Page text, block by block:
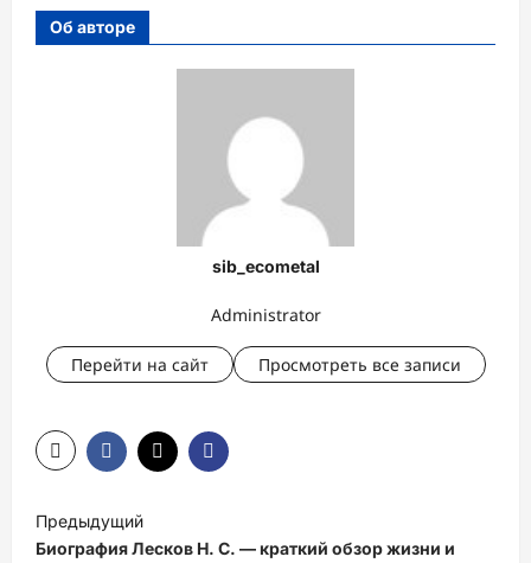
Об авторе
sib_ecometal
Administrator
Перейти на сайт Просмотреть все записи
а
Предыдущий
Биография Лесков Н. С. — краткий обзор жизни и